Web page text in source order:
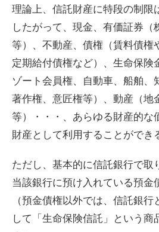
理論上、信託財産に特段の制限
したがって、現金、有価証券（
等）、不動産、債権（賃料債権
定期給付債権など）、生命保険
ゾート会員権、自動車、船舶、
著作権、意匠権等）、動産（地
等）・・・、あらゆる財産的な
財産として利用することができ
ただし、基本的に信託銀行で取
当該銀行に預け入れている預金
（預金債権以外では、信託銀
して「生命保険信託」という商